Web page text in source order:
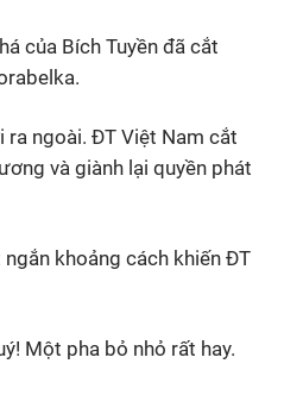
của Bích Tuyền đã cắt
ngoài. ĐT Việt Nam cắt
và giành lại quyền phát
khoảng cách khiến ĐT
Một pha bỏ nhỏ rất hay.